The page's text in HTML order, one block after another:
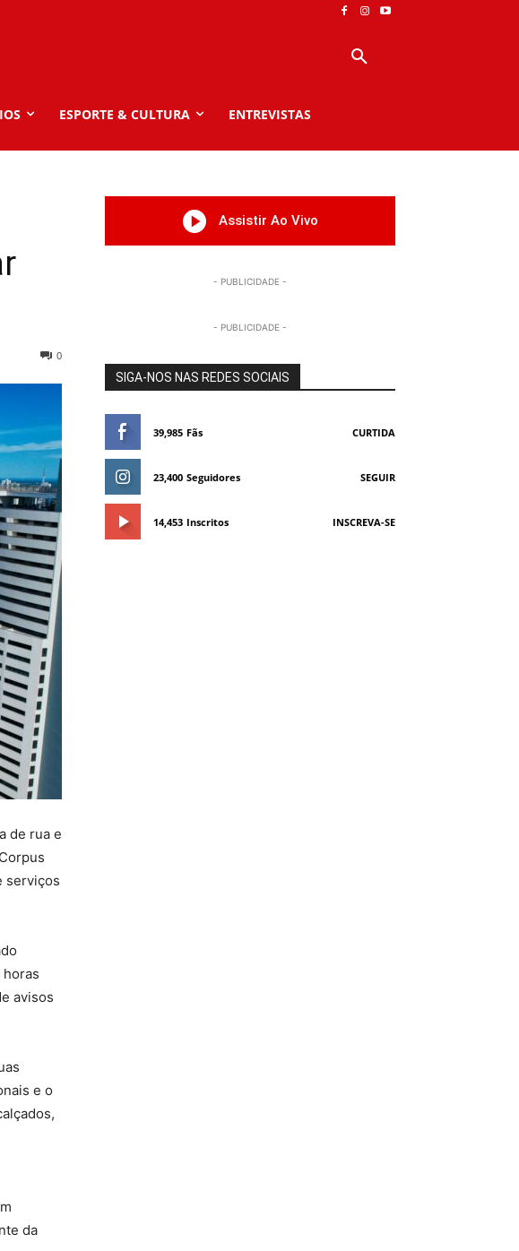
ESPORTE & CULTURA ENTREVISTAS
0
de rua e
serviços
avisos
e o
da
Assistir Ao Vivo
- PUBLICIDADE -
- PUBLICIDADE -
SIGA-NOS NAS REDES SOCIAIS
39,985 Fãs CURTIDA
23,400 Seguidores SEGUIR
14,453 Inscritos INSCREVA-SE